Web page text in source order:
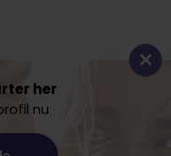
her
nu